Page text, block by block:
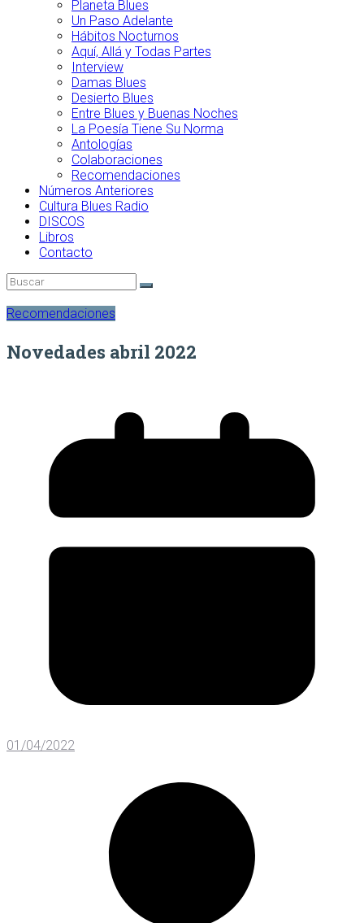
Planeta Blues
Un Paso Adelante
Hábitos Nocturnos
Aquí, Allá y Todas Partes
Interview
Damas Blues
Desierto Blues
Entre Blues y Buenas Noches
La Poesía Tiene Su Norma
Antologías
Colaboraciones
Recomendaciones
Números Anteriores
Cultura Blues Radio
DISCOS
Libros
Contacto
Recomendaciones
Novedades abril 2022
01/04/2022